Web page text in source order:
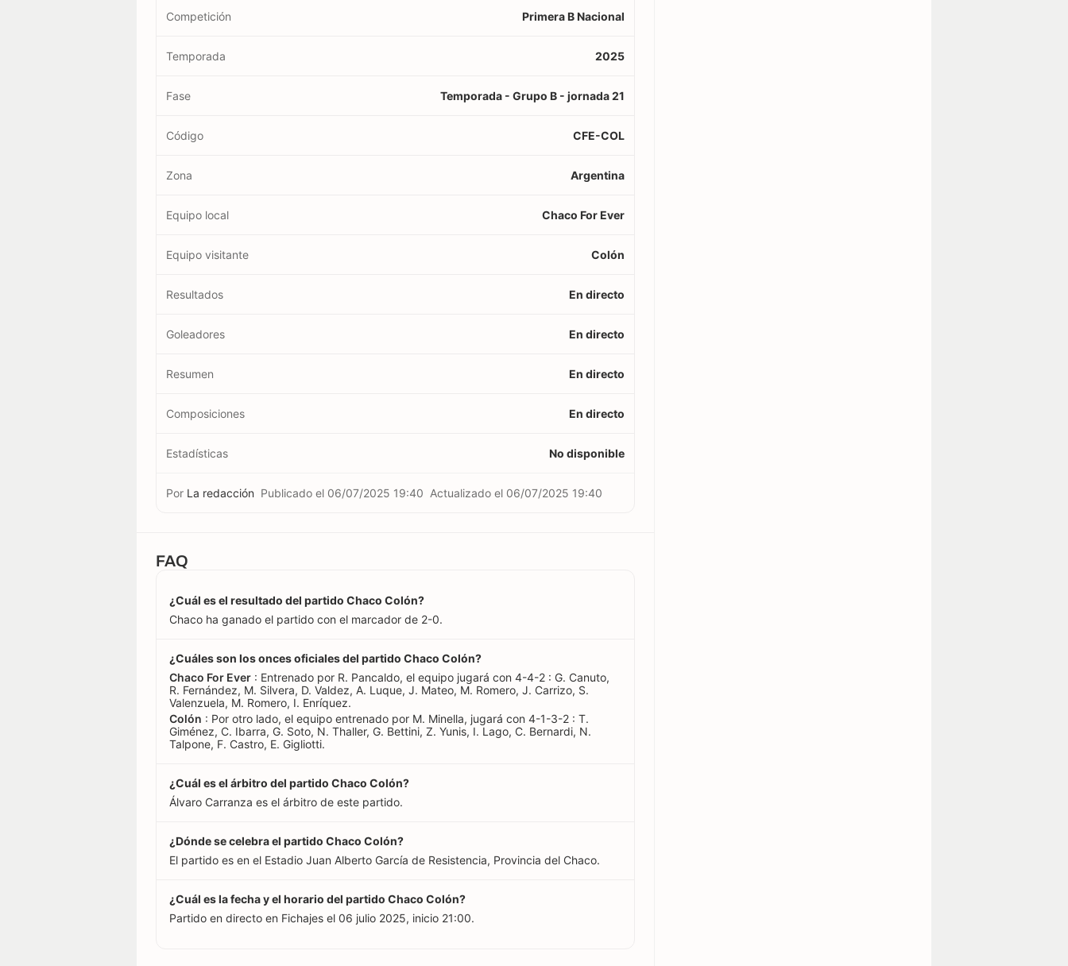
Competición Primera B Nacional
Temporada 2025
Fase Temporada - Grupo B - jornada 21
Código CFE-COL
Zona Argentina
Equipo local Chaco For Ever
Equipo visitante Colón
Resultados En directo
Goleadores En directo
Resumen En directo
Composiciones En directo
Estadísticas No disponible
Por La redacción Publicado el 06/07/2025 19:40 Actualizado el 06/07/2025 19:40
FAQ
¿Cuál es el resultado del partido Chaco Colón?
Chaco ha ganado el partido con el marcador de 2-0.
¿Cuáles son los onces oficiales del partido Chaco Colón?
Chaco For Ever : Entrenado por R. Pancaldo, el equipo jugará con 4-4-2 : G. Canuto,
R. Fernández, M. Silvera, D. Valdez, A. Luque, J. Mateo, M. Romero, J. Carrizo, S.
Valenzuela, M. Romero, I. Enríquez.
Colón : Por otro lado, el equipo entrenado por M. Minella, jugará con 4-1-3-2 : T.
Giménez, C. Ibarra, G. Soto, N. Thaller, G. Bettini, Z. Yunis, I. Lago, C. Bernardi, N.
Talpone, F. Castro, E. Gigliotti.
¿Cuál es el árbitro del partido Chaco Colón?
Álvaro Carranza es el árbitro de este partido.
¿Dónde se celebra el partido Chaco Colón?
El partido es en el Estadio Juan Alberto García de Resistencia, Provincia del Chaco.
¿Cuál es la fecha y el horario del partido Chaco Colón?
Partido en directo en Fichajes el 06 julio 2025, inicio 21:00.